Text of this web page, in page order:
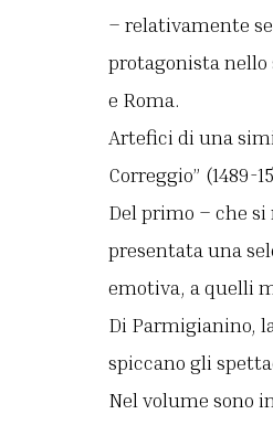
– relativamente
protagonista nello
e Roma.
Artefici di una
Correggio” (1489-
Del primo – che si
presentata una
emotiva, a quelli
Di Parmigianino,
spiccano gli
Nel volume sono